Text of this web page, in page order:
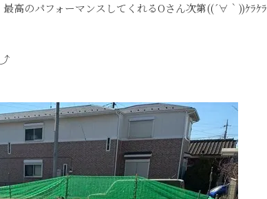
高のパフォーマンスしてくれるOさん次第((´∀｀))ｹﾗｹﾗ
⤴